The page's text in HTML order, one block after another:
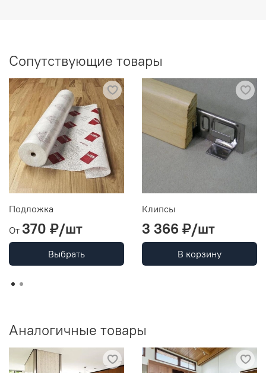
Сопутствующие товары
Подложка
От 370 ₽/шт
Выбрать
Клипсы
3 366 ₽/шт
В корзину
Аналогичные товары